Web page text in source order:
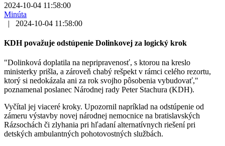
2024-10-04 11:58:00
Minúta
|
2024-10-04 11:58:00
KDH považuje odstúpenie Dolinkovej za logický krok
"Dolinková doplatila na nepripravenosť, s ktorou na kreslo
ministerky prišla, a zároveň chabý rešpekt v rámci celého rezortu,
ktorý si nedokázala ani za rok svojho pôsobenia vybudovať,"
poznamenal poslanec Národnej rady Peter Stachura (KDH).
Vyčítal jej viaceré kroky. Upozornil napríklad na odstúpenie od
zámeru výstavby novej národnej nemocnice na bratislavských
Rázsochách či zlyhania pri hľadaní alternatívnych riešení pri
detských ambulantných pohotovostných službách.